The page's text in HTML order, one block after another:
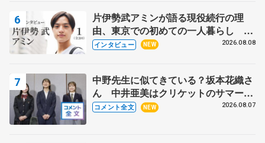
片伊勢武アミンが語る現役続行の理
由、東京での初めての一人暮らし 注
目スケーターの「今」に迫る
インタビュー NEW 2026.08.08
中野先生に似てきている？坂本花織さ
ん 中井亜美はクリケットのサマーキ
ャンプに 島田麻央はたくさん試合に
コメント全文 NEW 2026.08.07